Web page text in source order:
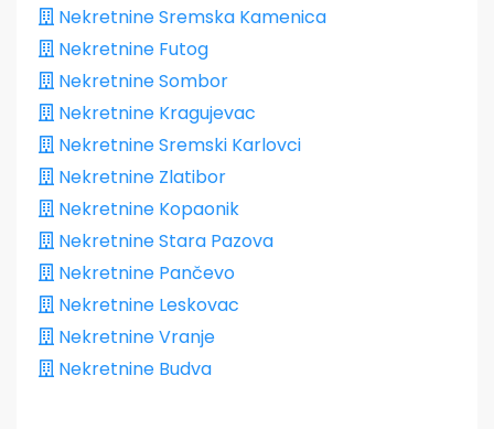
Nekretnine Sremska Kamenica
Nekretnine Futog
Nekretnine Sombor
Nekretnine Kragujevac
Nekretnine Sremski Karlovci
Nekretnine Zlatibor
Nekretnine Kopaonik
Nekretnine Stara Pazova
Nekretnine Pančevo
Nekretnine Leskovac
Nekretnine Vranje
Nekretnine Budva